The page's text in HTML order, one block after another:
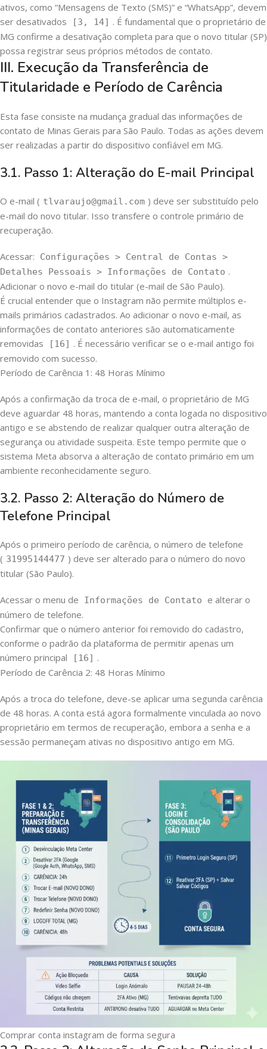
ativos, como “Mensagens de Texto (SMS)” e “WhatsApp”, devem
ser desativados
[3, 14] . É fundamental que o proprietário de
MG confirme a desativação completa para que o novo titular (SP)
possa registrar seus próprios métodos de contato.
III. Execução da Transferência de
Titularidade e Período de Carência
Esta fase consiste na mudança gradual das informações de
contato de Minas Gerais para São Paulo. Todas as ações devem
ser realizadas a partir do dispositivo confiável em MG.
3.1. Passo 1: Alteração do E-mail Principal
O e-mail ( tlvaraujo@gmail.com ) deve ser substituído pelo
e-mail do novo titular. Isso transfere o controle primário de
recuperação.
Acessar:
Configurações > Central de Contas >
Detalhes Pessoais > Informações de Contato .
Adicionar o novo e-mail do titular (e-mail de São Paulo).
É crucial entender que o Instagram não permite múltiplos e-
mails primários cadastrados. Ao adicionar o novo e-mail, as
informações de contato anteriores são automaticamente
removidas
[16] . É necessário verificar se o e-mail antigo foi
removido com sucesso.
Período de Carência 1: 48 Horas Mínimo
Após a confirmação da troca de e-mail, o proprietário de MG
deve aguardar 48 horas, mantendo a conta logada no dispositivo
antigo e se abstendo de realizar qualquer outra alteração de
segurança ou atividade suspeita. Este tempo permite que o
sistema Meta absorva a alteração de contato primário em um
ambiente reconhecidamente seguro.
3.2. Passo 2: Alteração do Número de
Telefone Principal
Após o primeiro período de carência, o número de telefone
( 31995144477 ) deve ser alterado para o número do novo
titular (São Paulo).
Acessar o menu de Informações de Contato e alterar o
número de telefone.
Confirmar que o número anterior foi removido do cadastro,
conforme o padrão da plataforma de permitir apenas um
número principal
[16] .
Período de Carência 2: 48 Horas Mínimo
Após a troca do telefone, deve-se aplicar uma segunda carência
de 48 horas. A conta está agora formalmente vinculada ao novo
proprietário em termos de recuperação, embora a senha e a
sessão permaneçam ativas no dispositivo antigo em MG.
Comprar conta instagram de forma segura